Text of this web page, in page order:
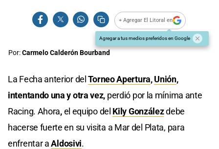
+ Agregar El Litoral en
Agregar a tus medios preferidos en Google
Por:Carmelo Calderón Bourband
La Fecha anterior delTorneo Apertura,Unión,
intentando una y otra vez, perdió por la mínima ante
Racing. Ahora,el equipo del Kily Gonzálezdebe
hacerse fuerte en su visita a Mar del Plata, para
enfrentar aAldosivi.